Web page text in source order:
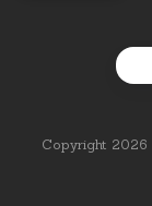
Copyright 2026